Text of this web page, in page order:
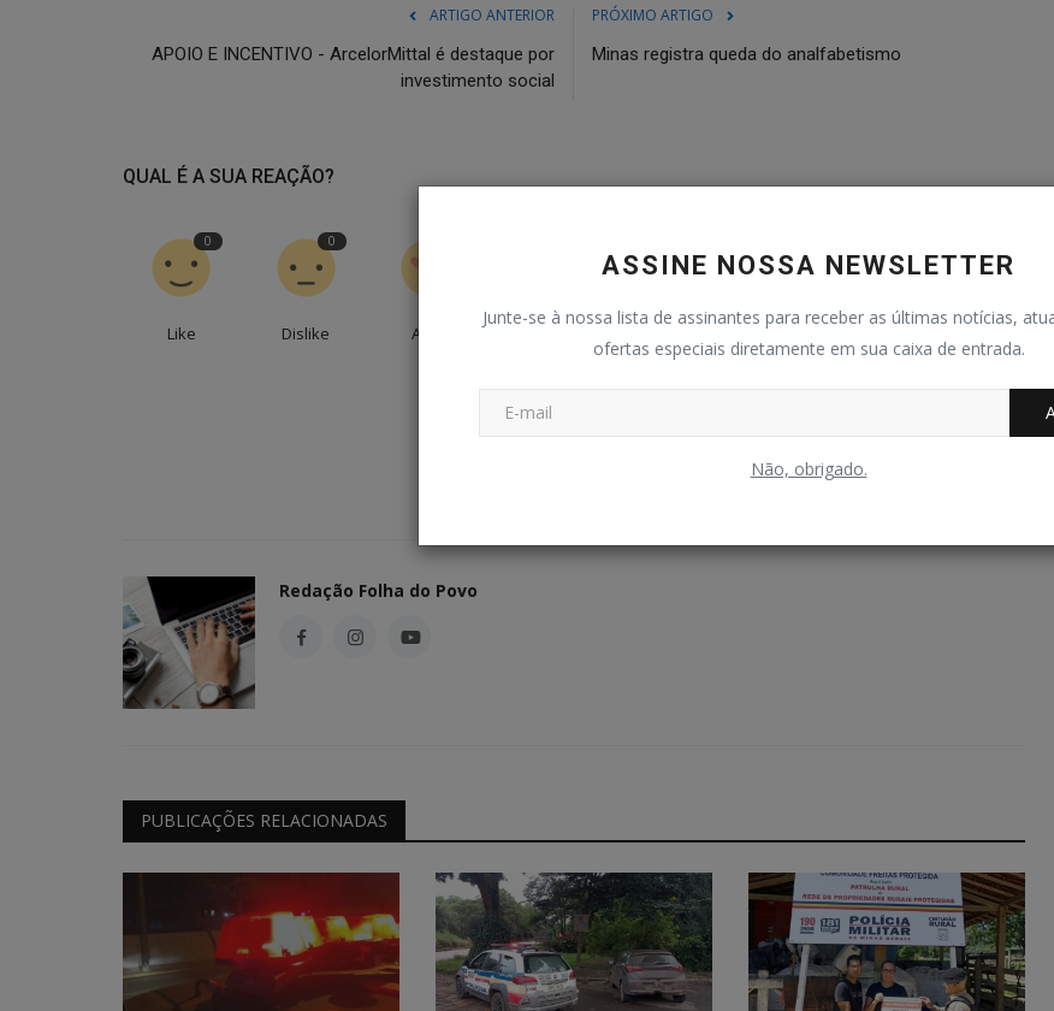
ASSINE NOSSA NEWSLETTER
Junte-se à nossa lista de assinantes para receber as últimas notícias,
ofertas especiais diretamente em sua caixa de entrada.
Não, obrigado.
ARTIGO ANTERIOR
APOIO E INCENTIVO - ArcelorMittal é destaque por
investimento social
PRÓXIMO ARTIGO
Minas registra queda do analfabetismo
QUAL É A SUA REAÇÃO?
0
Like
0
Dislike Amei
Redação Folha do Povo
PUBLICAÇÕES RELACIONADAS
Edições em PDF
0 156 Redação Folha do Povo Ago 8, 2026 0 26